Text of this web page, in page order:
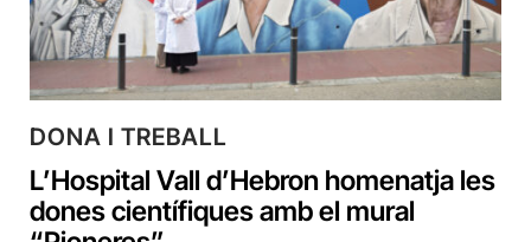
DONA I TREBALL
L’Hospital Vall d’Hebron homenatja les
dones científiques amb el mural